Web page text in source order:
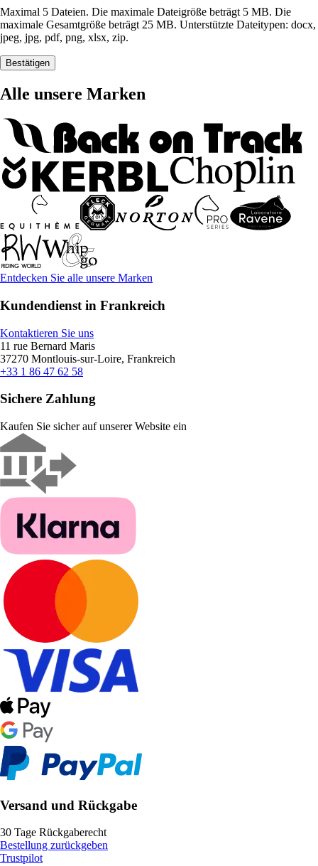
Maximal 5 Dateien. Die maximale Dateigröße beträgt 5 MB. Die
maximale Gesamtgröße beträgt 25 MB. Unterstützte Dateitypen: docx,
jpeg, jpg, pdf, png, xlsx, zip.
Bestätigen
Alle unsere Marken
Entdecken Sie alle unsere Marken
Kundendienst in Frankreich
Kontaktieren Sie uns
11 rue Bernard Maris
37270 Montlouis-sur-Loire, Frankreich
+33 1 86 47 62 58
Sichere Zahlung
Kaufen Sie sicher auf unserer Website ein
Versand und Rückgabe
30 Tage Rückgaberecht
Bestellung zurückgeben
Trustpilot